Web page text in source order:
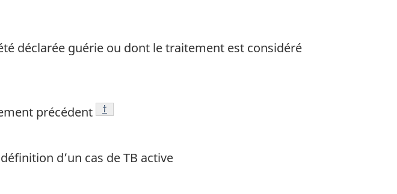
déclarée guérie ou dont le traitement est considéré
précédent
Note de bas de page
†
d’un cas de TB active